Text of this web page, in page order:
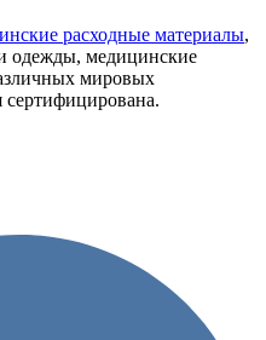
расходные материалы,
одежды, медицинские
мировых
сертифицирована.